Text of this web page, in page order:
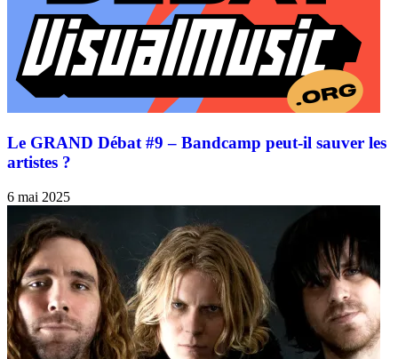
Le GRAND Débat #9 – Bandcamp peut-il sauver les
artistes ?
6 mai 2025